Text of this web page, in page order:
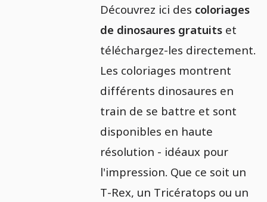
Découvrez ici des coloriages
de dinosaures gratuits et
téléchargez-les directement.
Les coloriages montrent
différents dinosaures en
train de se battre et sont
disponibles en haute
résolution - idéaux pour
l'impression. Que ce soit un
T-Rex, un Tricératops ou un